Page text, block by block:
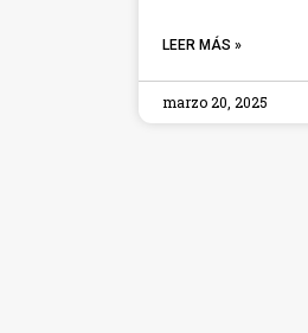
LEER MÁS »
marzo 20, 2025